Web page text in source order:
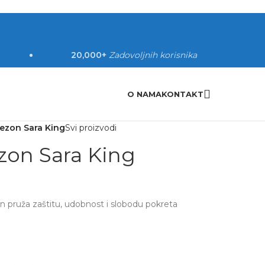
20,000+ Zadovoljnih korisnika
O NAMAKONTAKT
Sara KingSvi proizvodi
Sara King
pruža zaštitu, udobnost i slobodu pokreta